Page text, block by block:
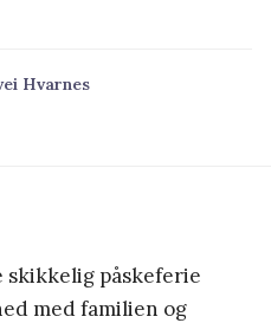
Hvarnes
skikkelig påskeferie
med familien og